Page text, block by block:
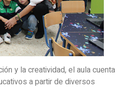
y la creatividad, el aula cuenta
a partir de diversos